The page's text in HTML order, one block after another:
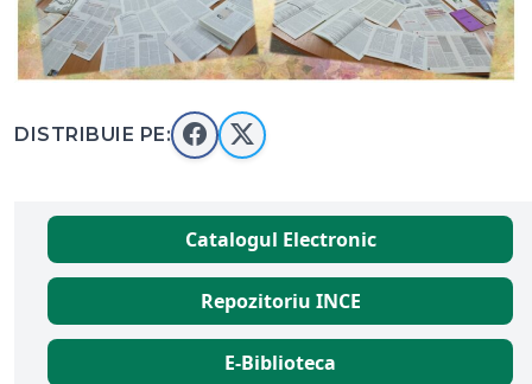
DISTRIBUIE PE:
Catalogul Electronic
Repozitoriu INCE
E-Biblioteca